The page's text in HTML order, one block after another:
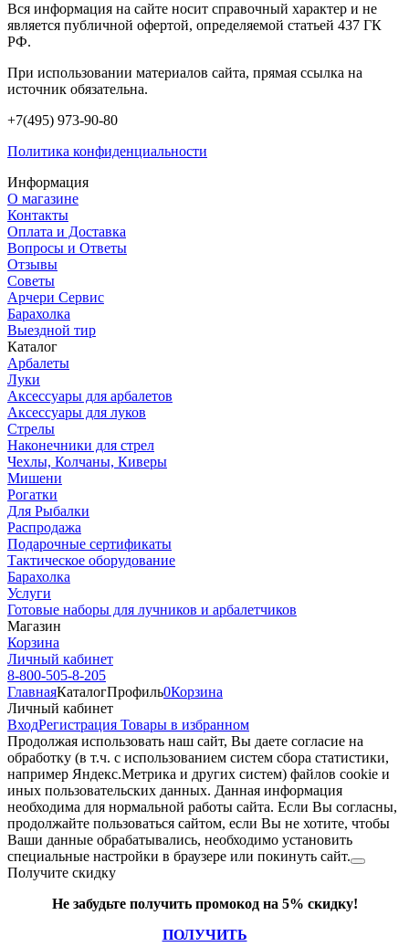
Вся информация на сайте носит справочный характер и не
является публичной офертой, определяемой статьей 437 ГК
РФ.
При использовании материалов сайта, прямая ссылка на
источник обязательна.
+7(495) 973-90-80
Политика конфиденциальности
Информация
О магазине
Контакты
Оплата и Доставка
Вопросы и Ответы
Отзывы
Советы
Арчери Сервис
Барахолка
Выездной тир
Каталог
Арбалеты
Луки
Аксессуары для арбалетов
Аксессуары для луков
Стрелы
Наконечники для стрел
Чехлы, Колчаны, Киверы
Мишени
Рогатки
Для Рыбалки
Распродажа
Подарочные сертификаты
Тактическое оборудование
Барахолка
Услуги
Готовые наборы для лучников и арбалетчиков
Магазин
Корзина
Личный кабинет
8-800-505-8-205
ГлавнаяКаталогПрофиль0Корзина
Личный кабинет
ВходРегистрация Товары в избранном
Продолжая использовать наш cайт, Вы даете согласие на
обработку (в т.ч. с использованием систем сбора статистики,
например Яндекс.Метрика и других систем) файлов cookie и
иных пользовательских данных. Данная информация
необходима для нормальной работы сайта. Если Вы согласны,
продолжайте пользоваться сайтом, если Вы не хотите, чтобы
Ваши данные обрабатывались, необходимо установить
специальные настройки в браузере или покинуть сайт.
Получите скидку
Не забудьте получить промокод на 5% скидку!
ПОЛУЧИТЬ